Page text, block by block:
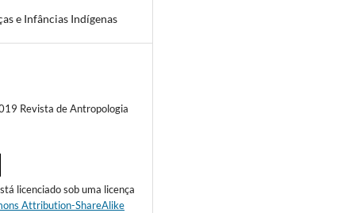
e Infâncias Indígenas
Revista de Antropologia
licenciado sob uma licença
Attribution-ShareAlike